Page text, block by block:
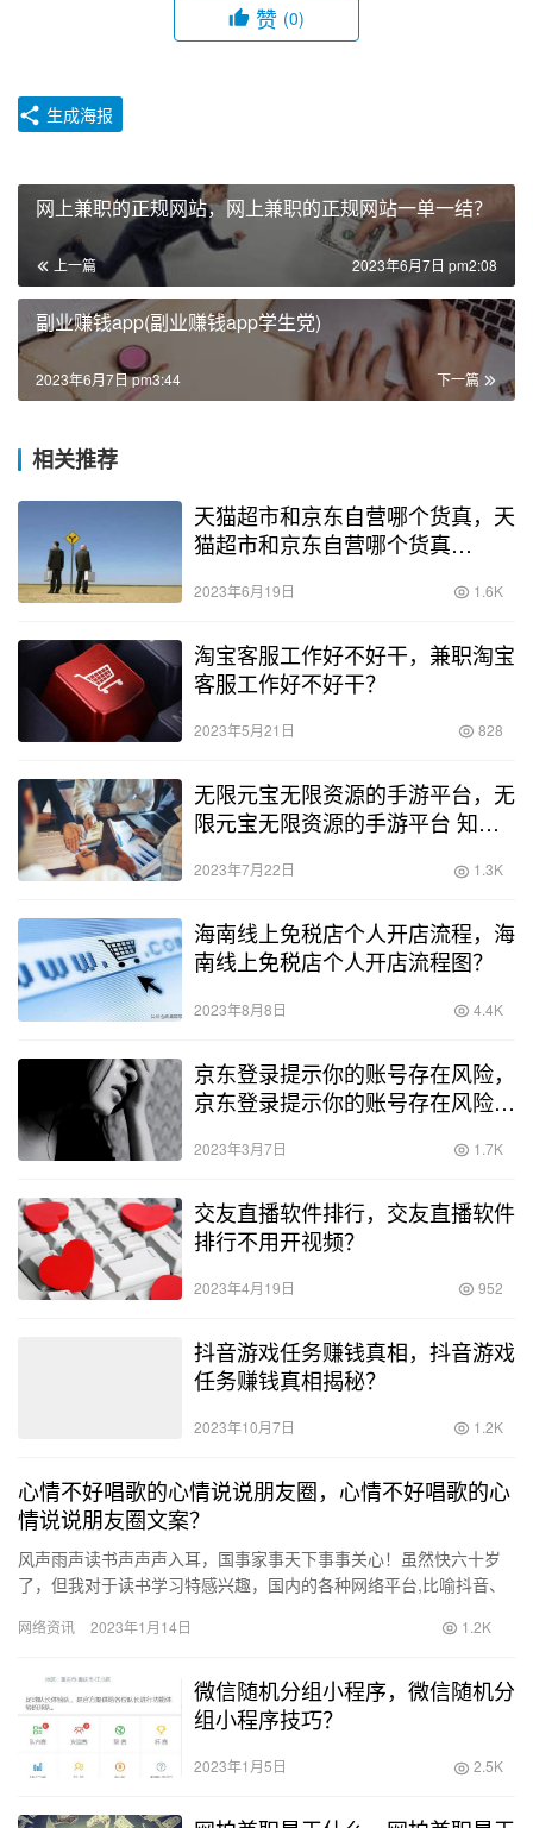
赞 (0)
生成海报
网上兼职的正规网站，网上兼职的正规网站一单一结？
上一篇 2023年6月7日 pm2:08
副业赚钱app(副业赚钱app学生党)
下一篇
2023年6月7日 pm3:44
相关推荐
天猫超市和京东自营哪个货真，天
猫超市和京东自营哪个货真
2023年6月19日 1.6K
淘宝客服工作好不好干，兼职淘宝
客服工作好不好干？
2023年5月21日 828
无限元宝无限资源的手游平台，无
限元宝无限资源的手游平台 知乎
2023年7月22日 1.3K
海南线上免税店个人开店流程，海
南线上免税店个人开店流程图？
2023年8月8日 4.4K
京东登录提示你的账号存在风险，
京东登录提示你的账号存在风险请
2023年3月7日 1.7K
交友直播软件排行，交友直播软件
排行不用开视频？
2023年4月19日 952
抖音游戏任务赚钱真相，抖音游戏
任务赚钱真相揭秘？
2023年10月7日 1.2K
心情不好唱歌的心情说说朋友圈，心情不好唱歌的心
情说说朋友圈文案？
风声雨声读书声声声入耳，国事家事天下事事关心！虽然快六十岁
了，但我对于读书学习特感兴趣，国内的各种网络平台,比喻抖音、
参…
网络资讯 2023年1月14日 1.2K
微信随机分组小程序，微信随机分
组小程序技巧？
2023年1月5日 2.5K